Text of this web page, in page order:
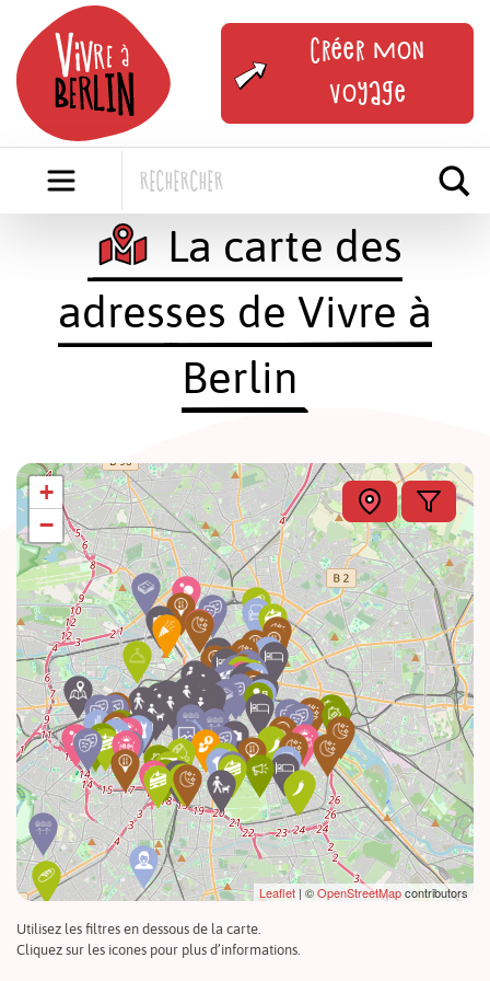
content
Créer mon
voyage
La carte des
adresses de Vivre à
Berlin
+
−
Leaflet | ©OpenStreetMapcontributors
Utilisez les filtres en dessous de la carte.
Cliquez sur les icones pour plus d’informations.